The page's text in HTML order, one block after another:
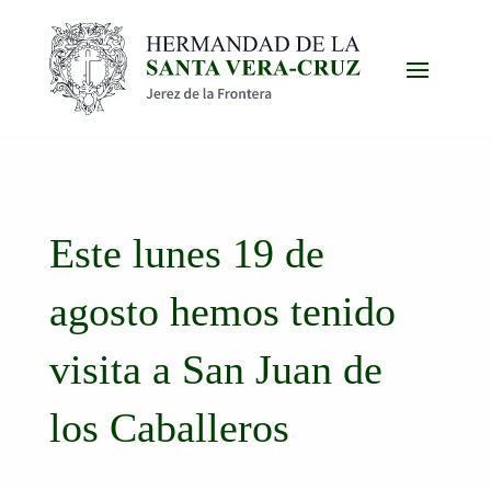
Este lunes 19 de
agosto hemos tenido
visita a San Juan de
los Caballeros